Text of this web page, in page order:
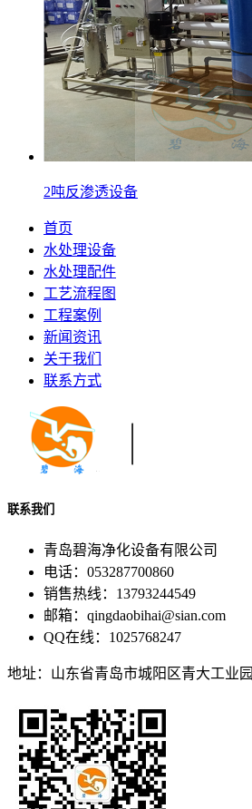
2吨反渗透设备
首页
水处理设备
水处理配件
工艺流程图
工程案例
新闻资讯
关于我们
联系方式
联系我们
青岛碧海净化设备有限公司
电话：053287700860
销售热线：13793244549
邮箱：qingdaobihai@sian.com
QQ在线：1025768247
地址：山东省青岛市城阳区青大工业园